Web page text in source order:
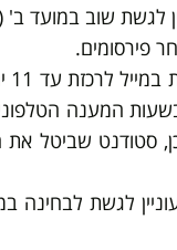
לגשת שוב במועד ב'
פירסומים.
-
סטודנט שביטל
לגשת לבחינה